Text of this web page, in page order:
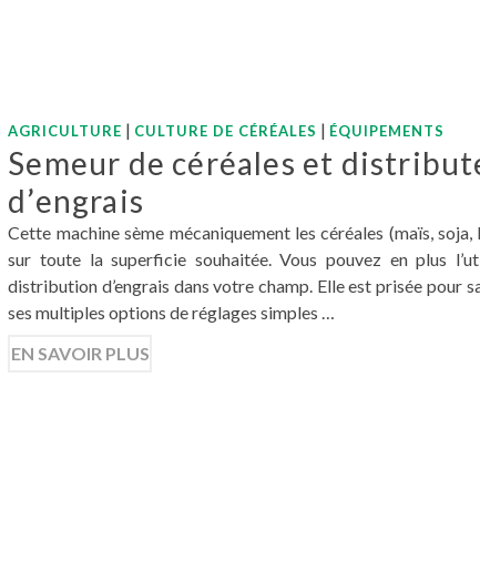
AGRICULTURE | CULTURE DE CÉRÉALES | ÉQUIPEMENTS
Semeur de céréales et
d’engrais
Cette machine sème mécaniquement les céréales (maïs, soja,
sur toute la superficie souhaitée. Vous pouvez en plus
distribution d’engrais dans votre champ. Elle est prisée pour
ses multiples options de réglages simples …
EN SAVOIR PLUS